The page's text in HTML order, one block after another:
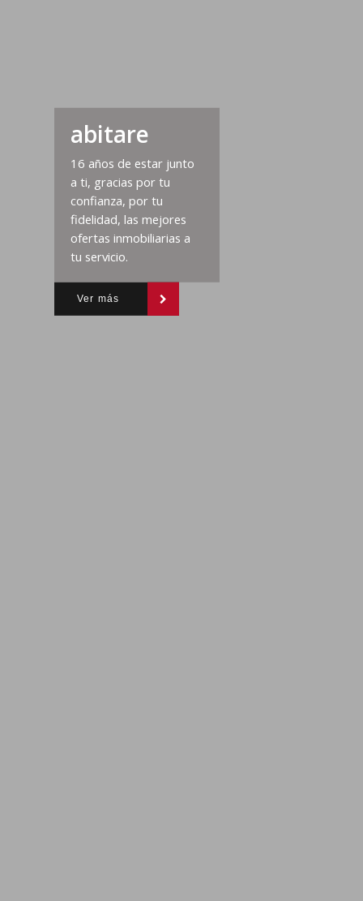
abitare
16 años de estar junto
a ti, gracias por tu
confianza, por tu
fidelidad, las mejores
ofertas inmobiliarias a
tu servicio.
Ver más